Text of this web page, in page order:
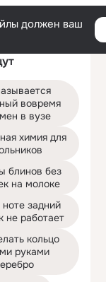
должен ваш
вовремя
в вузе
химия для
блинов без
на молоке
задний
не работает
кольцо
руками